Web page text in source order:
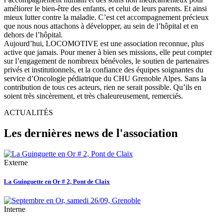
améliorer le bien-être des enfants, et celui de leurs parents. Et ainsi
mieux lutter contre la maladie. C’est cet accompagnement précieux
que nous nous attachons à développer, au sein de l’hôpital et en
dehors de l’hôpital.
Aujourd’hui, LOCOMOTIVE est une association reconnue, plus
active que jamais. Pour mener à bien ses missions, elle peut compter
sur l’engagement de nombreux bénévoles, le soutien de partenaires
privés et institutionnels, et la confiance des équipes soignantes du
service d’Oncologie pédiatrique du CHU Grenoble Alpes. Sans la
contribution de tous ces acteurs, rien ne serait possible. Qu’ils en
soient très sincèrement, et très chaleureusement, remerciés.
ACTUALITÉS
Les dernières news de l'association
Externe
La Guinguette en Or # 2, Pont de Claix
Interne